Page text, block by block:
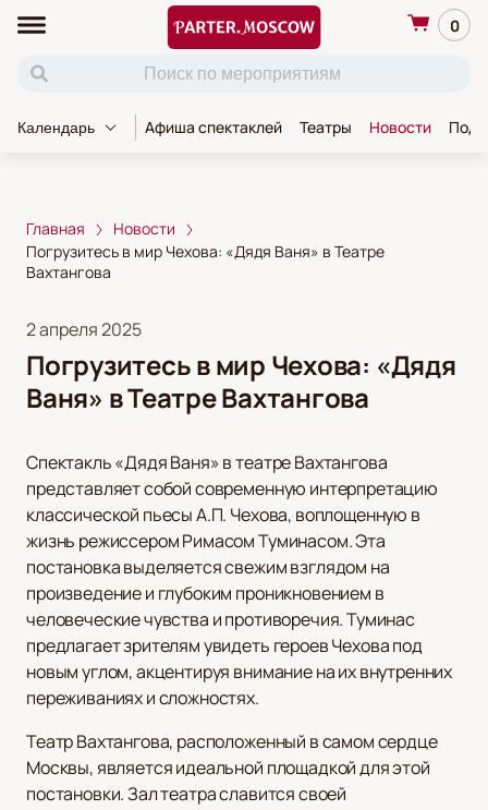
0
Календарь Афиша спектаклей Театры Новости
Главная
Новости
Погрузитесь в мир Чехова: «Дядя Ваня» в Театре
Вахтангова
2 апреля 2025
Погрузитесь в мир Чехова: «Дядя
Ваня» в Театре Вахтангова
Спектакль «Дядя Ваня» в театре Вахтангова
представляет собой современную интерпретацию
классической пьесы А.П. Чехова, воплощенную в
жизнь режиссером Римасом Туминасом. Эта
постановка выделяется свежим взглядом на
произведение и глубоким проникновением в
человеческие чувства и противоречия. Туминас
предлагает зрителям увидеть героев Чехова под
новым углом, акцентируя внимание на их внутренних
переживаниях и сложностях.
Театр Вахтангова, расположенный в самом сердце
Москвы, является идеальной площадкой для этой
постановки. Зал театра славится своей